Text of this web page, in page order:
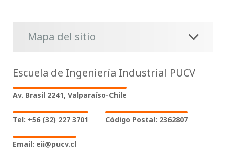
Mapa del sitio
Escuela de Ingeniería Industrial PUCV
Av. Brasil 2241, Valparaíso-Chile
Tel: +56 (32) 227 3701 Código Postal: 2362807
Email: eii@pucv.cl